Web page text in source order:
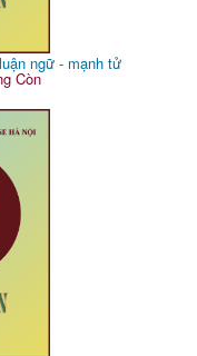
ngữ - mạnh tử
Còn